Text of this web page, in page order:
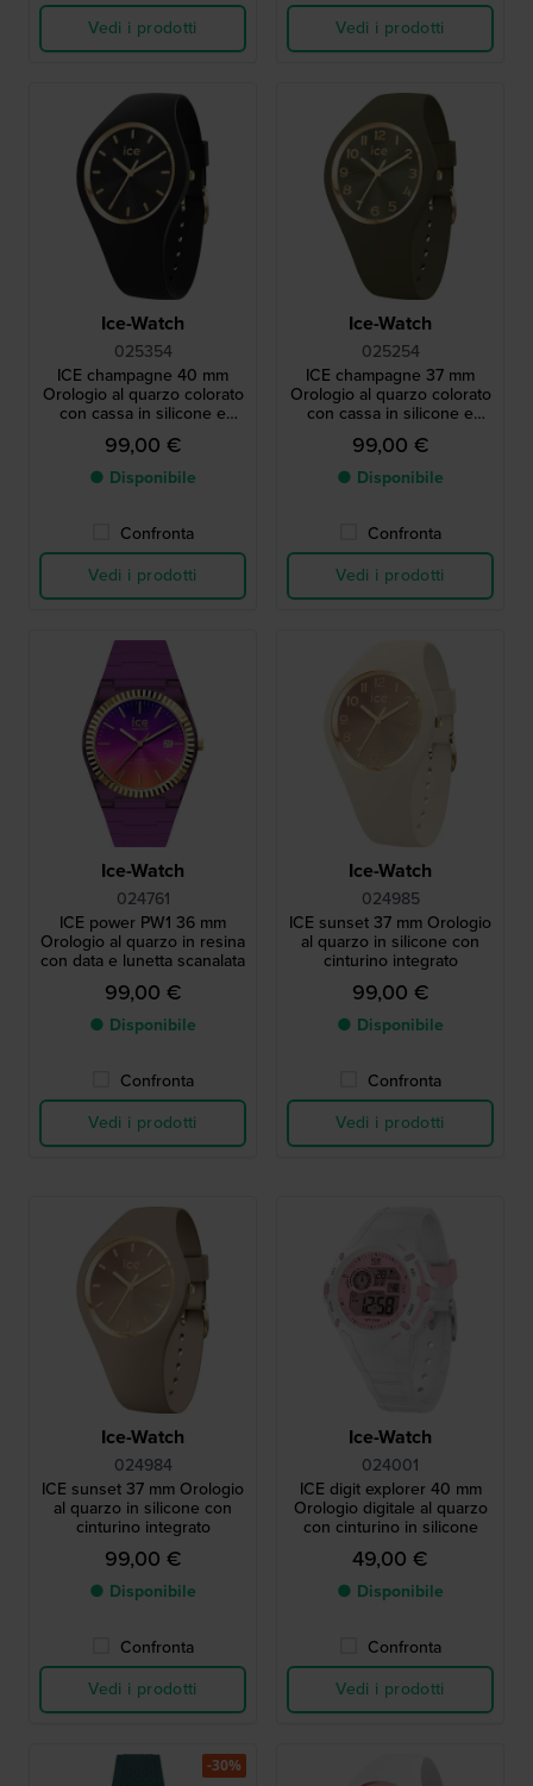
Vedi i prodotti
Vedi i prodotti
Ice-Watch
025354
ICE champagne 40 mm
Orologio al quarzo colorato
con cassa in silicone e
cinturino integrato
99,00 €
● Disponibile
Confronta
Vedi i prodotti
Ice-Watch
025254
ICE champagne 37 mm
Orologio al quarzo colorato
con cassa in silicone e
cinturino integrato
99,00 €
● Disponibile
Confronta
Vedi i prodotti
Ice-Watch
024761
ICE power PW1 36 mm
Orologio al quarzo in resina
con data e lunetta scanalata
99,00 €
● Disponibile
Confronta
Vedi i prodotti
Ice-Watch
024985
ICE sunset 37 mm Orologio
al quarzo in silicone con
cinturino integrato
99,00 €
● Disponibile
Confronta
Vedi i prodotti
Ice-Watch
024984
ICE sunset 37 mm Orologio
al quarzo in silicone con
cinturino integrato
99,00 €
● Disponibile
Confronta
Vedi i prodotti
Ice-Watch
024001
ICE digit explorer 40 mm
Orologio digitale al quarzo
con cinturino in silicone
49,00 €
● Disponibile
Confronta
Vedi i prodotti
-30%